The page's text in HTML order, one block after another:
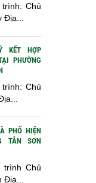
Chủ
KẾT HỢP
PHƯỜNG
Chủ
PHỐ HIỆN
TÂN SƠN
trình Chủ